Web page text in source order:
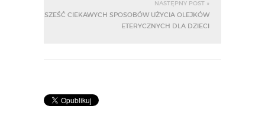
NASTĘPNY POST »
SZEŚĆ CIEKAWYCH SPOSOBÓW UŻYCIA OLEJKÓW
ETERYCZNYCH DLA DZIECI